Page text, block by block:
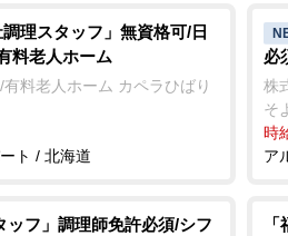
調理スタッフ」無資格可/日
料老人ホーム
料老人ホーム カペラひばり
ト / 北海道
必
株
そ
時
ア
ッフ」調理師免許必須/シフ